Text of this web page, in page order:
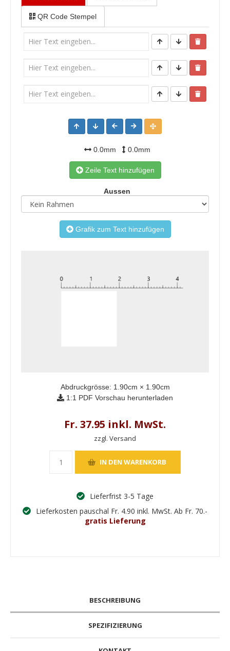
QR Code Stempel
0.0mm 0.0mm
Zeile Text hinzufügen
Aussen
Grafik zum Text hinzufügen
Abdruckgrösse: 1.90cm × 1.90cm
1:1 PDF Vorschau herunterladen
Fr. 37.95 inkl. MwSt.
zzgl. Versand
Lieferfrist 3-5 Tage
Lieferkosten pauschal Fr. 4.90 inkl. MwSt. Ab Fr. 70.-
gratis Lieferung
BESCHREIBUNG
SPEZIFIZIERUNG